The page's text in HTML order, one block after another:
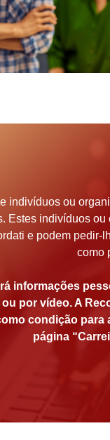
indivíduos ou
Estes indivíduos
e podem
como
informações
por vídeo. A
condição
página